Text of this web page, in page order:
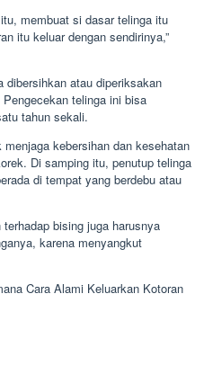
membuat si dasar telinga itu
itu keluar dengan sendirinya,”
dibersihkan atau diperiksakan
telinga ini bisa
tahun sekali.
kebersihan dan kesehatan
Di samping itu, penutup telinga
di tempat yang berdebu atau
bising juga harusnya
karena menyangkut
Cara Alami Keluarkan Kotoran